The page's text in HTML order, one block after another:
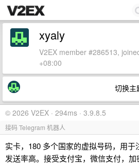
xyaly
V2EX member #286513,
+08:00
切换主
© 2026 V2EX · 294ms · 3.9.8.5
接码 Telegram 机器人
实卡，180 多个国家的虚拟号码，用于
发送率高。接受支付宝，微信支付，